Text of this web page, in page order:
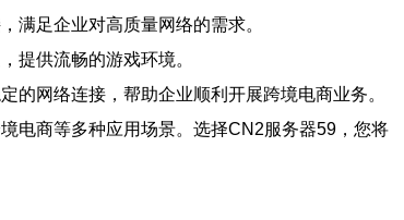
满足企业对高质量网络的需求。
提供流畅的游戏环境。
网络连接，帮助企业顺利开展跨境电商业务。
电商等多种应用场景。选择CN2服务器59，您将